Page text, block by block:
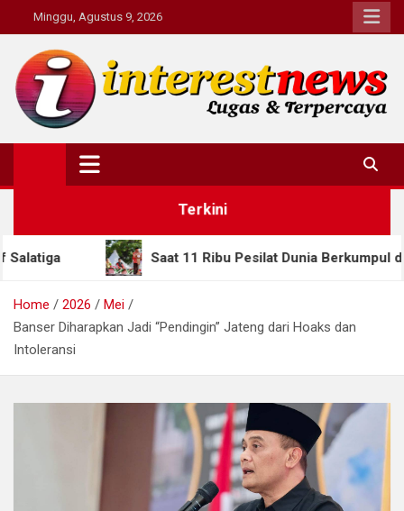
to
content
Minggu, Agustus 9, 2026
Interestnews.or.id
Terkini
Saat 11 Ribu Pesilat Dunia Berkumpul di Semarang,
Home 2026
Mei
Banser Diharapkan Jadi “Pendingin” Jateng dari Hoaks dan
Intoleransi